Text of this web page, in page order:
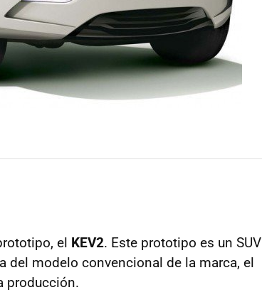
el KEV2. Este prototipo es un SUV
del modelo convencional de la marca, el
producción.